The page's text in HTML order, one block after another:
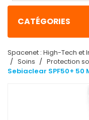
CATÉGORIES
Spacenet : High-Tech et
Soins
Protection
Sebiaclear SPF50+ 50